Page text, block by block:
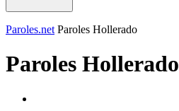
Paroles.net Paroles Hollerado
Paroles Hollerado